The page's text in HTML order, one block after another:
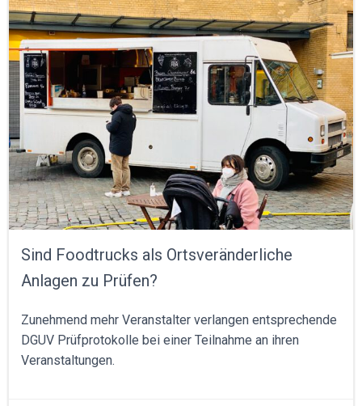
Sind Foodtrucks als Ortsveränderliche
Anlagen zu Prüfen?
Zunehmend mehr Veranstalter verlangen entsprechende
DGUV Prüfprotokolle bei einer Teilnahme an ihren
Veranstaltungen.